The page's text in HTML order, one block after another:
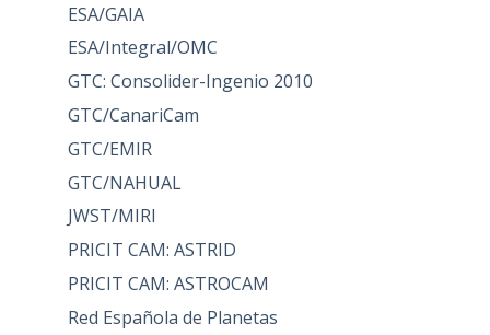
ESA/GAIA
ESA/Integral/OMC
GTC: Consolider-Ingenio 2010
GTC/CanariCam
GTC/EMIR
GTC/NAHUAL
JWST/MIRI
PRICIT CAM: ASTRID
PRICIT CAM: ASTROCAM
Red Española de Planetas